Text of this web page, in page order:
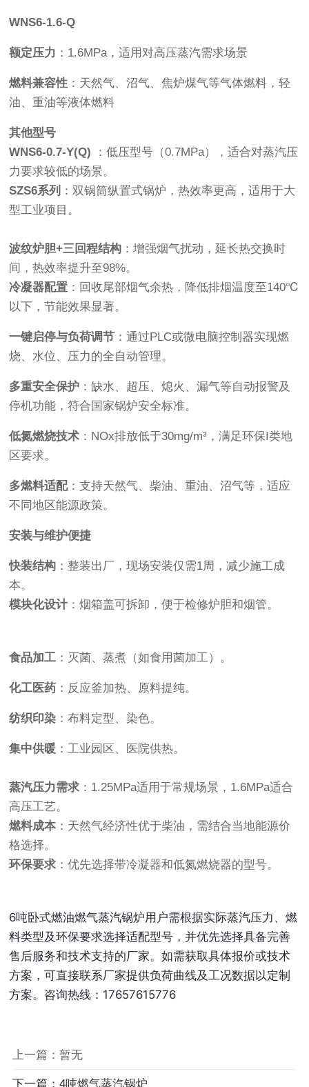
WNS6-1.6-Q
额定压力 ：1.6MPa，适用对高压蒸汽需求场景
燃料兼容性 ：天然气、沼气、焦炉煤气等气体燃料，轻
油、重油等液体燃料
其他型号
WNS6-0.7-Y(Q) ：低压型号（0.7MPa），适合对蒸汽压
力要求较低的场景。
SZS6系列 ：双锅筒纵置式锅炉，热效率更高，适用于大
型工业项目。
波纹炉胆+三回程结构 ：增强烟气扰动，延长热交换时
间，热效率提升至98%。
冷凝器配置 ：回收尾部烟气余热，降低排烟温度至140℃
以下，节能效果显著。
一键启停与负荷调节 ：通过PLC或微电脑控制器实现燃
烧、水位、压力的全自动管理。
多重安全保护 ：缺水、超压、熄火、漏气等自动报警及
停机功能，符合国家锅炉安全标准。
低氮燃烧技术 ：NOx排放低于30mg/m³，满足环保I类地
区要求。
多燃料适配：支持天然气、柴油、重油、沼气等，适应
不同地区能源政策。
安装与维护便捷
快装结构 ：整装出厂，现场安装仅需1周，减少施工成
本。
模块化设计 ：烟箱盖可拆卸，便于检修炉胆和烟管。
食品加工 ：灭菌、蒸煮（如食用菌加工）。
化工医药 ：反应釜加热、原料提纯。
纺织印染 ：布料定型、染色。
集中供暖 ：工业园区、医院供热。
蒸汽压力需求 ：1.25MPa适用于常规场景，1.6MPa适合
高压工艺。
燃料成本：天然气经济性优于柴油，需结合当地能源价
格选择。
环保要求 ：优先选择带冷凝器和低氮燃烧器的型号。
6吨卧式燃油燃气蒸汽锅炉用户需根据实际蒸汽压力、燃
料类型及环保要求选择适配型号，并优先选择具备完善
售后服务和技术支持的厂家。如需获取具体报价或技术
方案，可直接联系厂家提供负荷曲线及工况数据以定制
方案。咨询热线：17657615776
上一篇：暂无
下一篇：4吨燃气蒸汽锅炉